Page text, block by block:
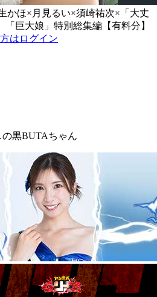
かほ×月見るい×須崎祐次×「大丈
巨大娘」特別総集編【有料分】
はログイン
の黒BUTAちゃん